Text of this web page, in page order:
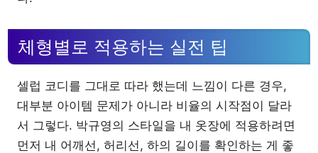
체형별로 적용하는 실전 팁
셀럽 코디를 그대로 따라 했는데 느낌이 다른 경우,
대부분 아이템 문제가 아니라 비율의 시작점이 달라
서 그렇다. 박규영의 스타일을 내 옷장에 적용하려면
먼저 내 어깨선, 허리선, 하의 길이를 확인하는 게 좋